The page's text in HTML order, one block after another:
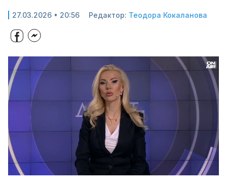
27.03.2026 • 20:56 Редактор: Теодора Кокаланова
Unmute Loaded